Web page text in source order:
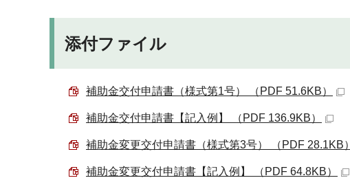
添付ファイル
補助金交付申請書（様式第1号） （PDF 51.6KB）
補助金交付申請書【記入例】 （PDF 136.9KB）
補助金変更交付申請書（様式第3号） （PDF 28.1KB）
補助金変更交付申請書【記入例】 （PDF 64.8KB）